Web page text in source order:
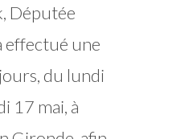
Députée
effectué une
du lundi
17 mai, à